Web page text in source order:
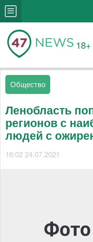
18+
Общество
Ленобласть
регионов с
людей с
16:02 24.07.2021